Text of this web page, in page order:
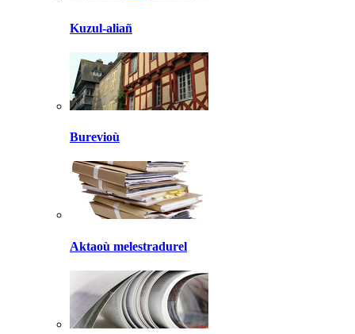
Kuzul-aliañ
Burevioù
Aktaoù melestradurel